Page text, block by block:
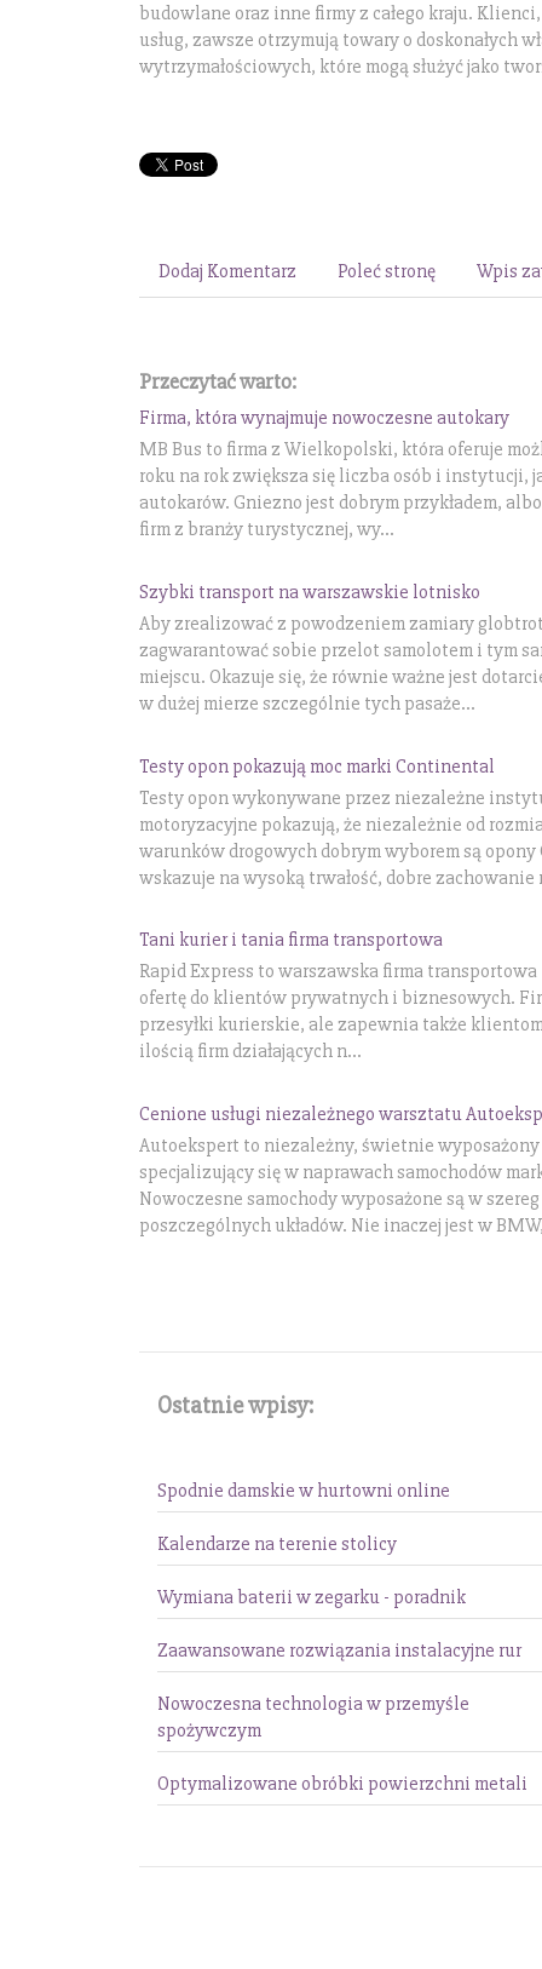
budowlane oraz inne firmy z całego kraju.
usług, zawsze otrzymują towary o doskonałych
wytrzymałościowych, które mogą służyć jako
Dodaj Komentarz Poleć stronę Wpis
Przeczytać warto:
Firma, która wynajmuje nowoczesne autokary
MB Bus to firma z Wielkopolski, która oferuje
roku na rok zwiększa się liczba osób i instytucji,
autokarów. Gniezno jest dobrym przykładem,
firm z branży turystycznej, wy...
Szybki transport na warszawskie lotnisko
Aby zrealizować z powodzeniem zamiary
zagwarantować sobie przelot samolotem i tym
miejscu. Okazuje się, że równie ważne jest
w dużej mierze szczególnie tych pasaże...
Testy opon pokazują moc marki Continental
Testy opon wykonywane przez niezależne
motoryzacyjne pokazują, że niezależnie od
warunków drogowych dobrym wyborem są
wskazuje na wysoką trwałość, dobre zachowanie
Tani kurier i tania firma transportowa
Rapid Express to warszawska firma
ofertę do klientów prywatnych i biznesowych.
przesyłki kurierskie, ale zapewnia także
ilością firm działających n...
Cenione usługi niezależnego warsztatu
Autoekspert to niezależny, świetnie
specjalizujący się w naprawach samochodów
Nowoczesne samochody wyposażone są w
poszczególnych układów. Nie inaczej jest w
Ostatnie wpisy:
Spodnie damskie w hurtowni online
Kalendarze na terenie stolicy
Wymiana baterii w zegarku - poradnik
Zaawansowane rozwiązania instalacyjne rur
Nowoczesna technologia w przemyśle
spożywczym
Optymalizowane obróbki powierzchni metali